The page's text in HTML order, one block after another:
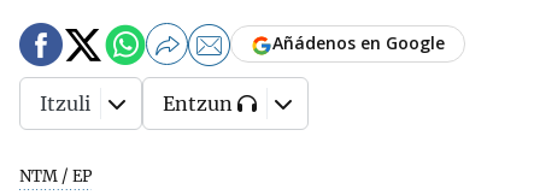
NTM / EP
Añádenos en Google
Itzuli Entzun